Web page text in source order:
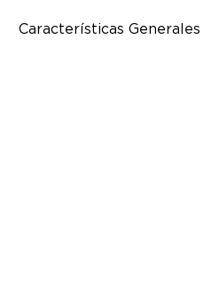
Características Generales